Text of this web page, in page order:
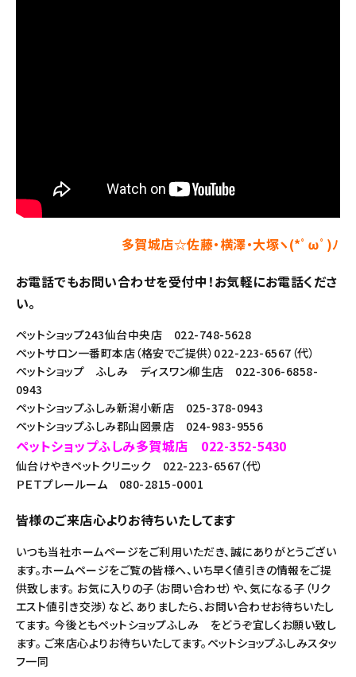
多賀城店☆佐藤・横澤・大塚ヽ(*ﾟωﾟ)ﾉ
お電話でもお問い合わせを受付中！お気軽にお電話くださ
い。
ペットショップ243仙台中央店 022-748-5628
ペットサロン一番町本店（格安でご提供）022-223-6567（代）
ペットショップ ふしみ ディスワン柳生店 022-306-6858-
0943
ペットショップふしみ新潟小新店 025-378-0943
ペットショップふしみ郡山図景店 024-983-9556
ペットショップふしみ多賀城店 022-352-5430
仙台けやきペットクリニック 022-223-6567（代）
ＰＥＴプレールーム 080-2815-0001
皆様のご来店心よりお待ちいたしてます
いつも当社ホームページをご利用いただき、誠にありがとうござい
ます。ホームページをご覧の皆様へ、いち早く値引きの情報をご提
供致します。 お気に入りの子（お問い合わせ）や、気になる子（リク
エスト値引き交渉）など、ありましたら、お問い合わせお待ちいたし
てます。 今後ともペットショップふしみ をどうぞ宜しくお願い致し
ます。 ご来店心よりお待ちいたしてます。ペットショップふしみスタッ
フ一同